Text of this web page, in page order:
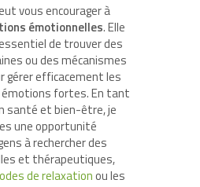
vous encourager à
émotionnelles. Elle
de trouver des
ou des mécanismes
gérer efficacement les
fortes. En tant
santé et bien-être, je
une opportunité
à rechercher des
et thérapeutiques,
de relaxationou les